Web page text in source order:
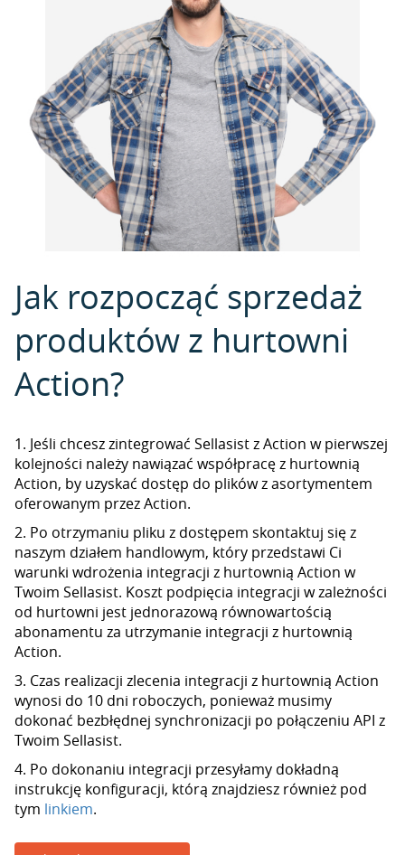
Jak rozpocząć sprzedaż
produktów z hurtowni
Action?
1. Jeśli chcesz zintegrować Sellasist z Action w pierwszej
kolejności należy nawiązać współpracę z hurtownią
Action, by uzyskać dostęp do plików z asortymentem
oferowanym przez Action.
2. Po otrzymaniu pliku z dostępem skontaktuj się z
naszym działem handlowym, który przedstawi Ci
warunki wdrożenia integracji z hurtownią Action w
Twoim Sellasist. Koszt podpięcia integracji w zależności
od hurtowni jest jednorazową równowartością
abonamentu za utrzymanie integracji z hurtownią
Action.
3. Czas realizacji zlecenia integracji z hurtownią Action
wynosi do 10 dni roboczych, ponieważ musimy
dokonać bezbłędnej synchronizacji po połączeniu API z
Twoim Sellasist.
4. Po dokonaniu integracji przesyłamy dokładną
instrukcję konfiguracji, którą znajdziesz również pod
tym linkiem.